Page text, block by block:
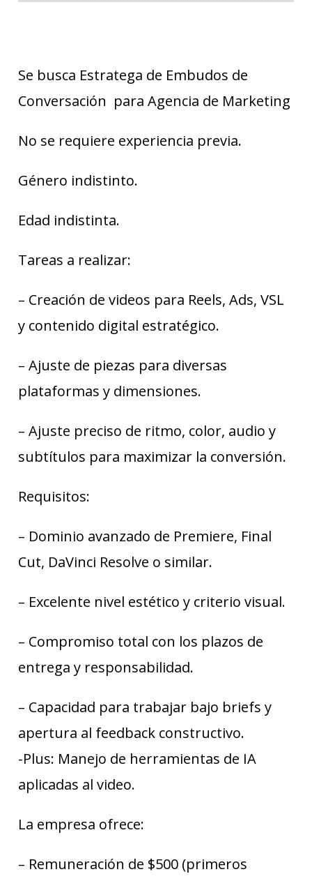
Se busca Estratega de Embudos de
Conversación para Agencia de Marketing
No se requiere experiencia previa.
Género indistinto.
Edad indistinta.
Tareas a realizar:
– Creación de videos para Reels, Ads, VSL
y contenido digital estratégico.
– Ajuste de piezas para diversas
plataformas y dimensiones.
– Ajuste preciso de ritmo, color, audio y
subtítulos para maximizar la conversión.
Requisitos:
– Dominio avanzado de Premiere, Final
Cut, DaVinci Resolve o similar.
– Excelente nivel estético y criterio visual.
– Compromiso total con los plazos de
entrega y responsabilidad.
– Capacidad para trabajar bajo briefs y
apertura al feedback constructivo.
-Plus: Manejo de herramientas de IA
aplicadas al video.
La empresa ofrece:
– Remuneración de $500 (primeros